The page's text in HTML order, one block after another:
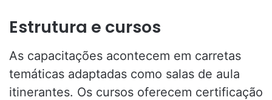
Estrutura e cursos
As capacitações acontecem em carretas
temáticas adaptadas como salas de aula
itinerantes. Os cursos oferecem certificação